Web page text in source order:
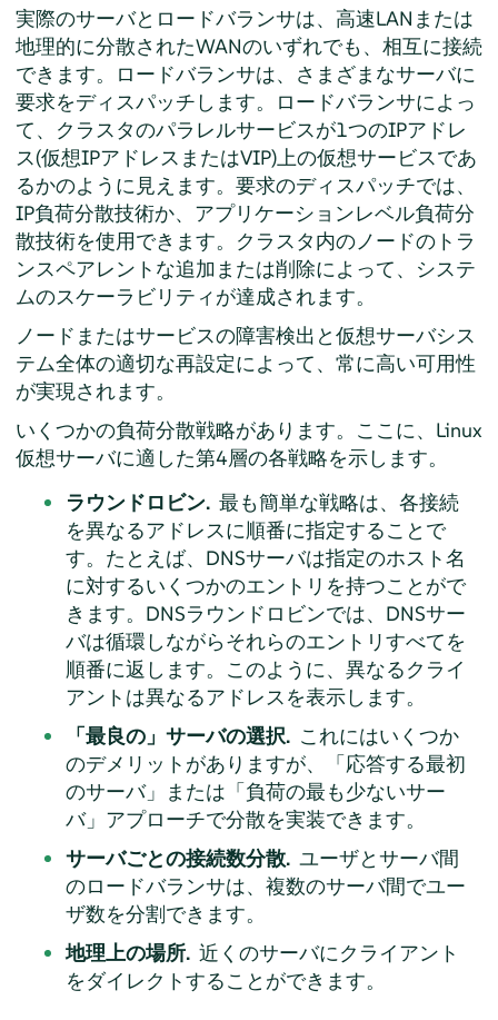
実際のサーバとロードバランサは、高速LANまたは
地理的に分散されたWANのいずれでも、相互に接続
できます。ロードバランサは、さまざまなサーバに
要求をディスパッチします。ロードバランサによっ
て、クラスタのパラレルサービスが1つのIPアドレ
ス(仮想IPアドレスまたはVIP)上の仮想サービスであ
るかのように見えます。要求のディスパッチでは、
IP負荷分散技術か、アプリケーションレベル負荷分
散技術を使用できます。クラスタ内のノードのトラ
ンスペアレントな追加または削除によって、システ
ムのスケーラビリティが達成されます。
ノードまたはサービスの障害検出と仮想サーバシス
テム全体の適切な再設定によって、常に高い可用性
が実現されます。
いくつかの負荷分散戦略があります。ここに、Linux
仮想サーバに適した第4層の各戦略を示します。
ラウンドロビン. 最も簡単な戦略は、各接続
を異なるアドレスに順番に指定することで
す。たとえば、DNSサーバは指定のホスト名
に対するいくつかのエントリを持つことがで
きます。DNSラウンドロビンでは、DNSサー
バは循環しながらそれらのエントリすべてを
順番に返します。このように、異なるクライ
アントは異なるアドレスを表示します。
「最良の」 サーバの選択. これにはいくつか
のデメリットがありますが、
「応答する最初
のサーバ」 または 「負荷の最も少ないサー
バ」 アプローチで分散を実装できます。
サーバごとの接続数分散. ユーザとサーバ間
のロードバランサは、複数のサーバ間でユー
ザ数を分割できます。
地理上の場所. 近くのサーバにクライアント
をダイレクトすることができます。